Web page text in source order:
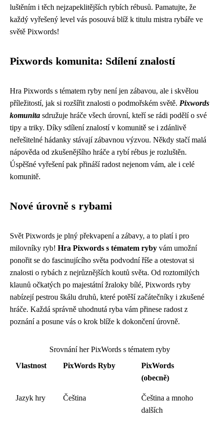
luštěním i těch nejzapeklitějších rybích rébusů. Pamatujte, že
každý vyřešený level vás posouvá blíž k titulu mistra rybáře ve
světě Pixwords!
Pixwords komunita: Sdílení znalostí
Hra Pixwords s tématem ryby není jen zábavou, ale i skvělou
příležitostí, jak si rozšířit znalosti o podmořském světě. Pixwords
komunita sdružuje hráče všech úrovní, kteří se rádi podělí o své
tipy a triky. Díky sdílení znalostí v komunitě se i zdánlivě
neřešitelné hádanky stávají zábavnou výzvou. Někdy stačí malá
nápověda od zkušenějšího hráče a rybí rébus je rozluštěn.
Úspěšné vyřešení pak přináší radost nejenom vám, ale i celé
komunitě.
Nové úrovně s rybami
Svět Pixwords je plný překvapení a zábavy, a to platí i pro
milovníky ryb! Hra Pixwords s tématem ryby vám umožní
ponořit se do fascinujícího světa podvodní říše a otestovat si
znalosti o rybách z nejrůznějších koutů světa. Od roztomilých
klaunů očkatých po majestátní žraloky bílé, Pixwords ryby
nabízejí pestrou škálu druhů, které potěší začátečníky i zkušené
hráče. Každá správně uhodnutá ryba vám přinese radost z
poznání a posune vás o krok blíže k dokončení úrovně.
Srovnání her PixWords s tématem ryby
Vlastnost
PixWords Ryby
PixWords
(obecně)
Jazyk hry Čeština
Čeština a mnoho
dalších